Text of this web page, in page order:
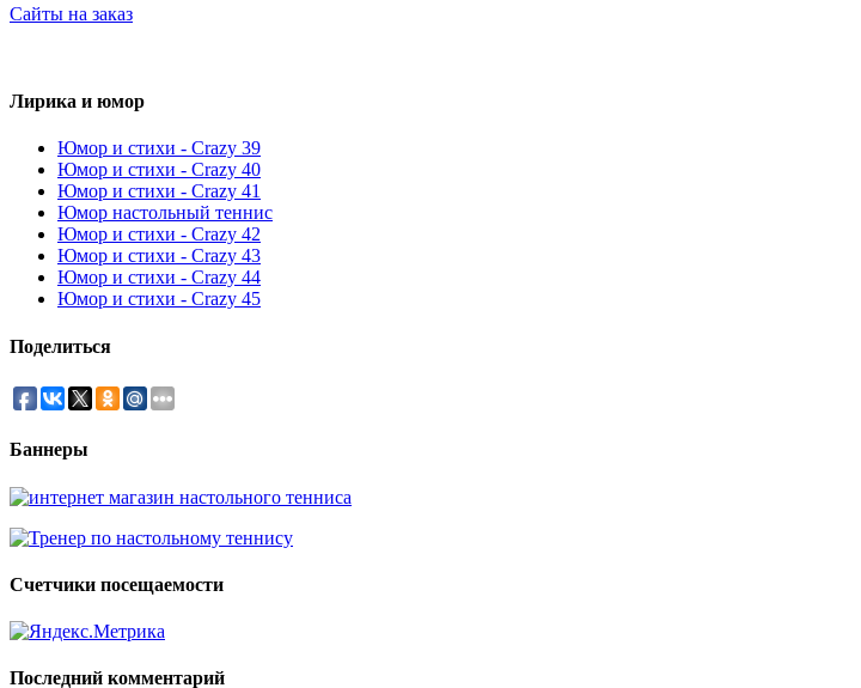
Сайты на заказ
Лирика и юмор
Юмор и стихи - Crazy 39
Юмор и стихи - Crazy 40
Юмор и стихи - Crazy 41
Юмор настольный теннис
Юмор и стихи - Crazy 42
Юмор и стихи - Crazy 43
Юмор и стихи - Crazy 44
Юмор и стихи - Crazy 45
Поделиться
Баннеры
Счетчики посещаемости
Последний комментарий